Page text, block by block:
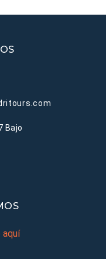
Bajo
aquí